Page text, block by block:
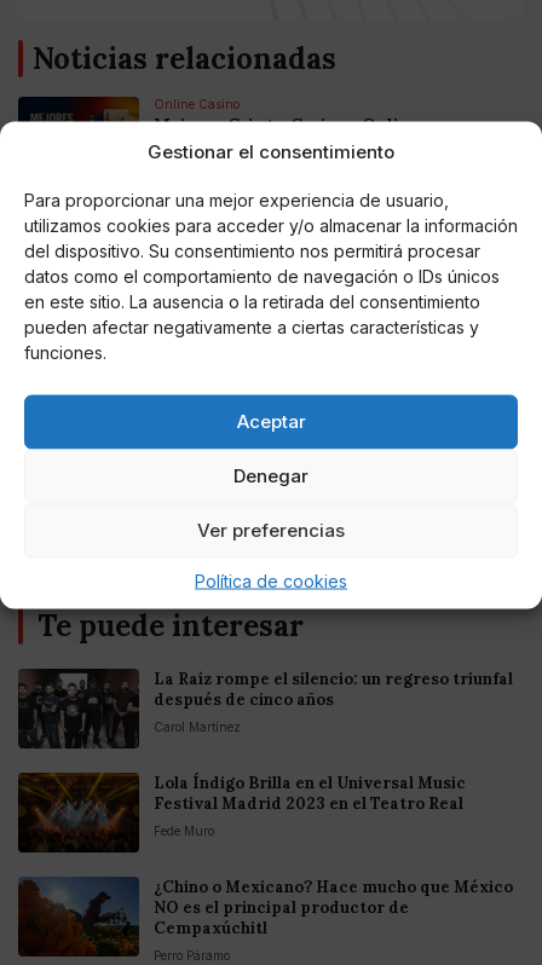
Gestionar el consentimiento
Para proporcionar una mejor experiencia de usuario,
utilizamos cookies para acceder y/o almacenar la información
del dispositivo. Su consentimiento nos permitirá procesar
datos como el comportamiento de navegación o IDs únicos
en este sitio. La ausencia o la retirada del consentimiento
pueden afectar negativamente a ciertas características y
funciones.
Aceptar
Denegar
Ver preferencias
Política de cookies
Noticias relacionadas
Online Casino
Mejores Cripto Casinos Online en
Colombia 2025: Bitcoin Casinos
Online Casino
Mejores Casinos Online con Bitcoin y
Criptomonedas en Argentina 2025
Online Casino
Mejores casinos online con
Entretenimiento
Fortnite regresa para iOS en la Unión
Te puede interesar
La Raíz rompe el silencio: un regreso triunfal
después de cinco años
Carol Martínez
Lola Índigo Brilla en el Universal Music
Festival Madrid 2023 en el Teatro Real
Fede Muro
¿Chino o Mexicano? Hace mucho que México
NO es el principal productor de
Cempaxúchitl
Perro Páramo